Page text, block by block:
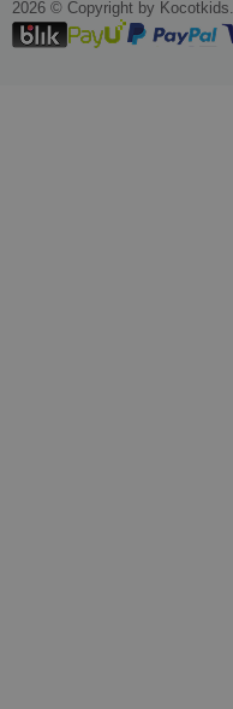
2026 © Copyright by